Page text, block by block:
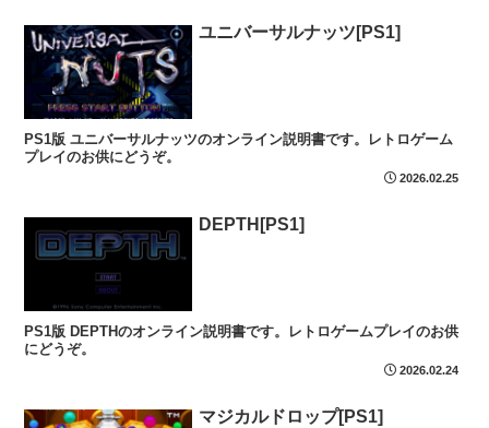
ユニバーサルナッツ[PS1]
PS1版 ユニバーサルナッツのオンライン説明書です。レトロゲーム
プレイのお供にどうぞ。
2026.02.25
DEPTH[PS1]
PS1版 DEPTHのオンライン説明書です。レトロゲームプレイのお供
にどうぞ。
2026.02.24
マジカルドロップ[PS1]